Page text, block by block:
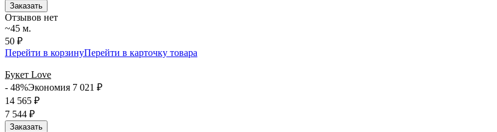
Заказать
Отзывов нет
~45 м.
50 ₽
Перейти в корзинуПерейти в карточку товара
Букет Love
- 48%Экономия 7 021 ₽
14 565 ₽
7 544 ₽
Заказать